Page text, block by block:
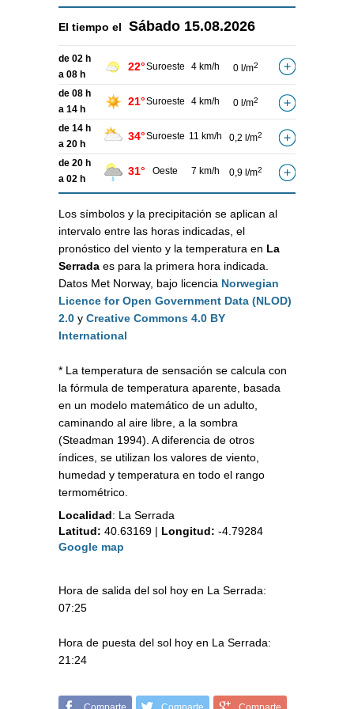
El tiempo el Sábado 15.08.2026
de 02 h
a 08 h
22°Suroeste 4 km/h 0 l/m2
de 08 h
a 14 h
21°Suroeste 4 km/h 0 l/m2
de 14 h
a 20 h
34°Suroeste 11 km/h 0,2 l/m2
de 20 h
a 02 h
31° Oeste 7 km/h 0,9 l/m2
Los símbolos y la precipitación se aplican al
intervalo entre las horas indicadas, el
pronóstico del viento y la temperatura en La
Serrada es para la primera hora indicada.
Datos Met Norway, bajo licencia Norwegian
Licence for Open Government Data (NLOD)
2.0 y Creative Commons 4.0 BY
International
* La temperatura de sensación se calcula con
la fórmula de temperatura aparente, basada
en un modelo matemático de un adulto,
caminando al aire libre, a la sombra
(Steadman 1994). A diferencia de otros
índices, se utilizan los valores de viento,
humedad y temperatura en todo el rango
termométrico.
Localidad: La Serrada
Latitud: 40.63169 | Longitud: -4.79284
Google map
Hora de salida del sol hoy en La Serrada:
07:25
Hora de puesta del sol hoy en La Serrada:
21:24